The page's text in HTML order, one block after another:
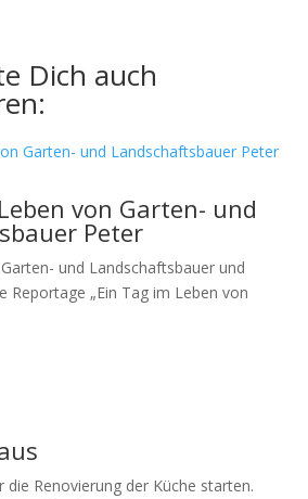
Dich auch
von Garten- und
Peter
und Landschaftsbauer und
Reportage „Ein Tag im Leben von
die Renovierung der Küche starten.